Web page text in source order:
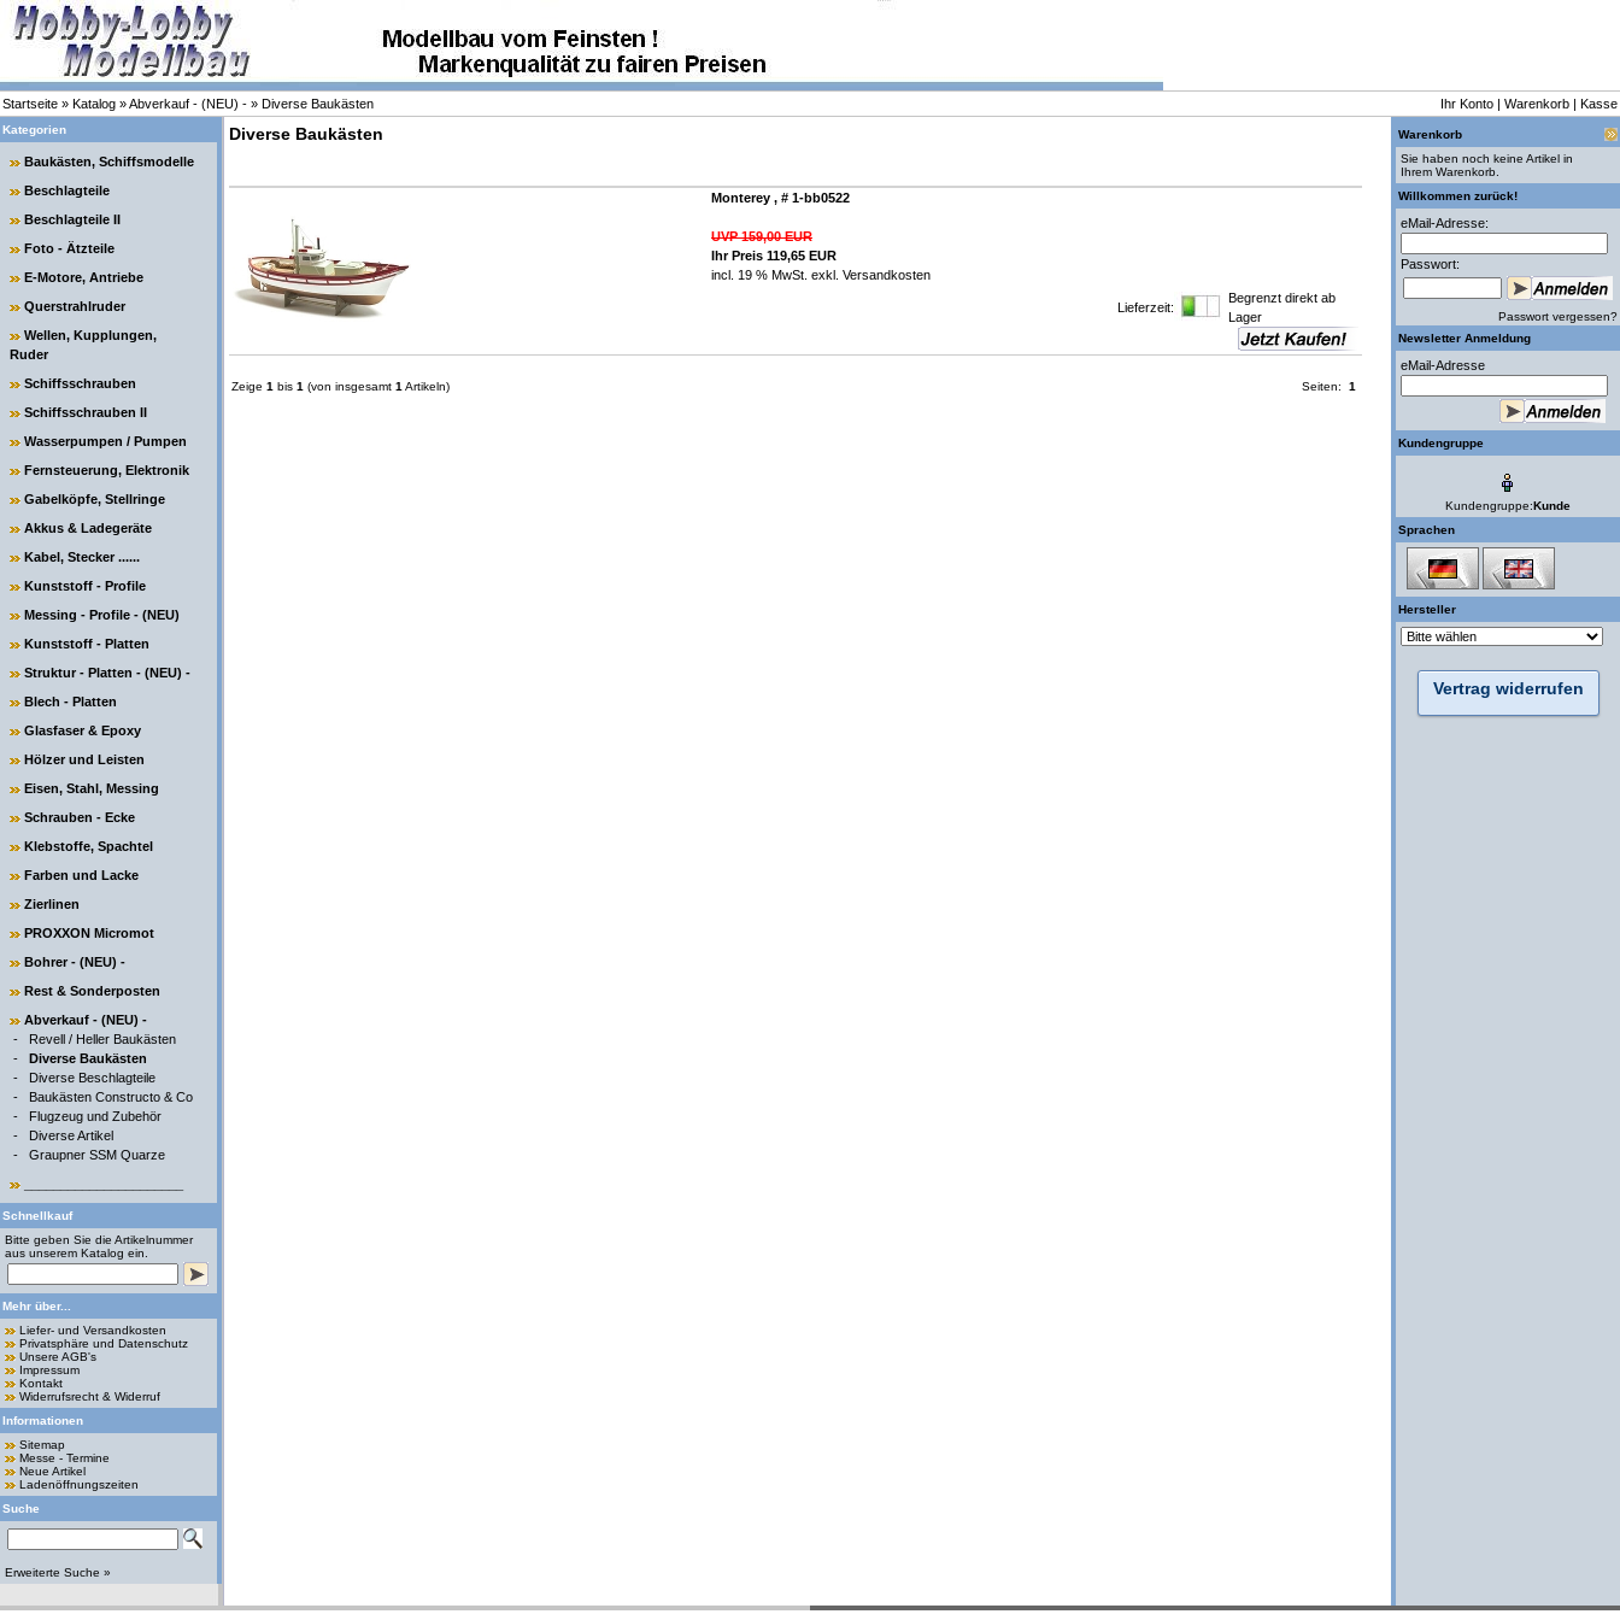
Startseite » Katalog »Abverkauf - (NEU) - » Diverse Baukästen Ihr Konto | Warenkorb | Kasse
Kategorien
Baukästen, Schiffsmodelle
Beschlagteile
Beschlagteile II
Foto - Ätzteile
E-Motore, Antriebe
Querstrahlruder
Wellen, Kupplungen,
Ruder
Schiffsschrauben
Schiffsschrauben II
Wasserpumpen / Pumpen
Fernsteuerung, Elektronik
Gabelköpfe, Stellringe
Akkus & Ladegeräte
Kabel, Stecker ......
Kunststoff - Profile
Messing - Profile - (NEU)
Kunststoff - Platten
Struktur - Platten - (NEU) -
Blech - Platten
Glasfaser & Epoxy
Hölzer und Leisten
Eisen, Stahl, Messing
Schrauben - Ecke
Klebstoffe, Spachtel
Farben und Lacke
Zierlinen
PROXXON Micromot
Bohrer - (NEU) -
Rest & Sonderposten
Abverkauf - (NEU) -
- Revell / Heller Baukästen
- Diverse Baukästen
- Diverse Beschlagteile
- Baukästen Constructo & Co
- Flugzeug und Zubehör
- Diverse Artikel
- Graupner SSM Quarze
Schnellkauf
Bitte geben Sie die Artikelnummer
aus unserem Katalog ein.
Mehr über...
Liefer- und Versandkosten
Privatsphäre und Datenschutz
Unsere AGB's
Impressum
Kontakt
Widerrufsrecht & Widerruf
Informationen
Sitemap
Messe - Termine
Neue Artikel
Ladenöffnungszeiten
Suche
Erweiterte Suche »
Diverse Baukästen
Monterey , # 1-bb0522
UVP 159,00 EUR
Ihr Preis 119,65 EUR
incl. 19 % MwSt. exkl. Versandkosten
Lieferzeit:
Begrenzt direkt ab
Lager
Zeige 1 bis 1 (von insgesamt 1 Artikeln) Seiten: 1
Warenkorb
Sie haben noch keine Artikel in
Ihrem Warenkorb.
Willkommen zurück!
eMail-Adresse:
Passwort:
Passwort vergessen?
Newsletter Anmeldung
eMail-Adresse
Kundengruppe
Kundengruppe:Kunde
Sprachen
Hersteller
Vertrag widerrufen